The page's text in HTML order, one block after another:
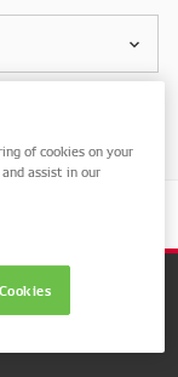
of cookies on your
assist in our